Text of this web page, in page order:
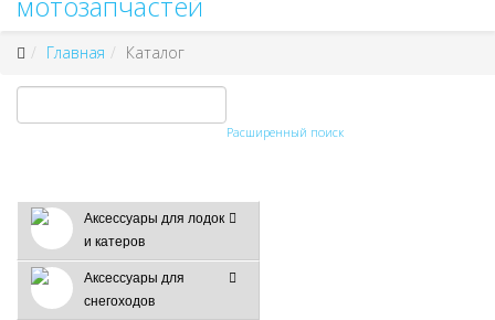
Главная Каталог
Расширенный поиск
Аксессуары для лодок
и катеров
Аксессуары для
снегоходов